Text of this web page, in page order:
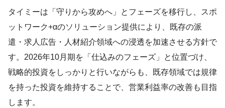
タイミーは「守りから攻めへ」とフェーズを移行し、スポ
ットワーク+αのソリューション提供により、既存の派
遣・求人広告・人材紹介領域への浸透を加速させる方針で
す。2026年10月期を「仕込みのフェーズ」と位置づけ、
戦略的投資をしっかりと行いながらも、既存領域では規律
を持った投資を維持することで、営業利益率の改善も目指
します。